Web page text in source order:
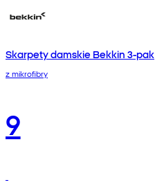
Skarpety damskie Bekkin 3-pak
z mikrofibry
9